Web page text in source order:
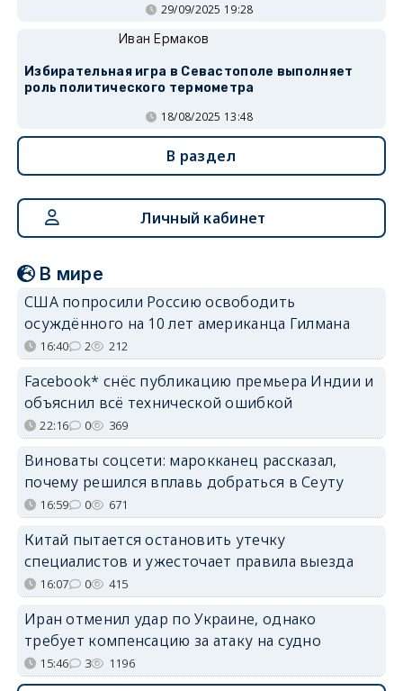
29/09/2025 19:28
Иван Ермаков
Избирательная игра в Севастополе выполняет
роль политического термометра
18/08/2025 13:48
В раздел
Личный кабинет
В мире
США попросили Россию освободить
осуждённого на 10 лет американца Гилмана
16:40 2 212
Facebook* снёс публикацию премьера Индии и
объяснил всё технической ошибкой
22:16 0 369
Виноваты соцсети: марокканец рассказал,
почему решился вплавь добраться в Сеуту
16:59 0 671
Китай пытается остановить утечку
специалистов и ужесточает правила выезда
16:07 0 415
Иран отменил удар по Украине, однако
требует компенсацию за атаку на судно
15:46 3 1196